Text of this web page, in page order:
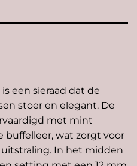
een sieraad dat de
stoer en elegant. De
met mint
buffelleer, wat zorgt voor
In het midden